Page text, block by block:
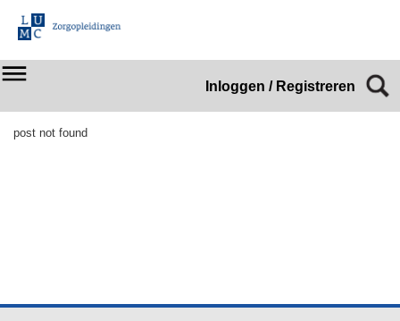
Inloggen / Registreren
post not found